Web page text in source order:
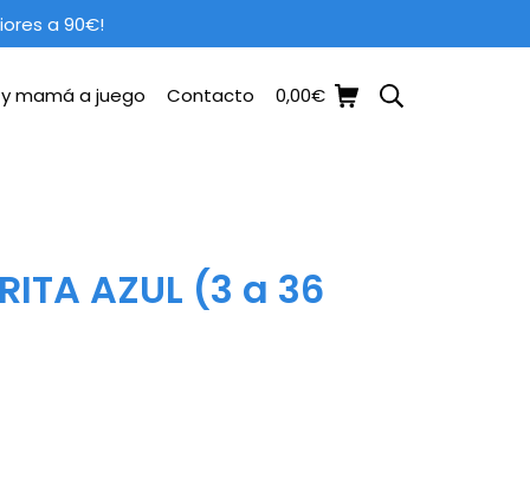
a 90€!
mamá a juego Contacto Carrito de la compra
0,00€
AZUL (3 a 36